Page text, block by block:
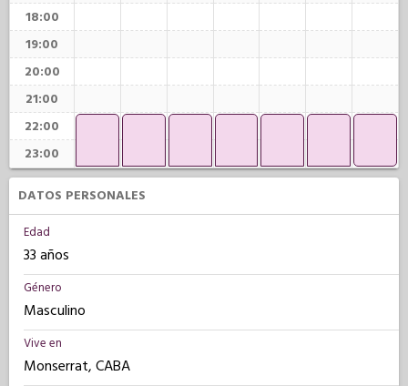
18:00
19:00
20:00
21:00
22:00
23:00
DATOS PERSONALES
Edad
33 años
Género
Masculino
Vive en
Monserrat, CABA